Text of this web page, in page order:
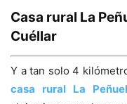
Casa rural La
Cuéllar
Y a tan solo 4
casa rural La